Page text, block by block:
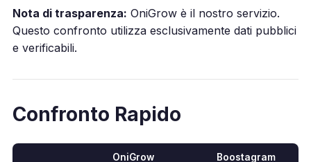
Nota di trasparenza: OniGrow è il nostro servizio.
Questo confronto utilizza esclusivamente dati pubblici
e verificabili.
Confronto Rapido
OniGrow Boostagram